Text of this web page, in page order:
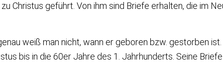
Christus geführt. Von ihm sind Briefe erhalten, die im
weiß man nicht, wann er geboren bzw. gestorben
bis in die 60er Jahre des 1. Jahrhunderts. Seine